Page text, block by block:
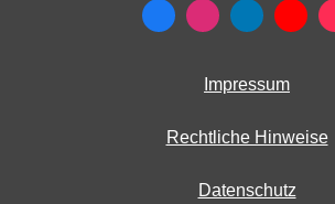
Impressum
Rechtliche Hinweise
Datenschutz